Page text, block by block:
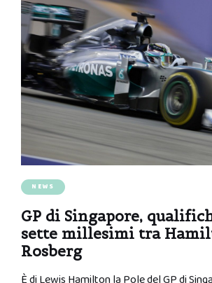
NEWS
GP di Singapore,
sette millesimi tra
Rosberg